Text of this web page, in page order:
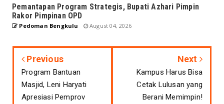
Pemantapan Program Strategis, Bupati Azhari Pimpin
Rakor Pimpinan OPD
Pedoman Bengkulu August 04, 2026
Previous
Program Bantuan
Masjid, Leni Haryati
Apresiasi Pemprov
Next
Kampus Harus Bisa
Cetak Lulusan yang
Berani Memimpin!